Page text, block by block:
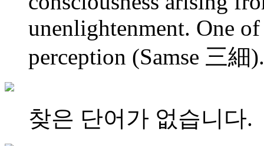
unenlightenment. One
perception (Samse 三細).
찾은 단어가 없습니다.